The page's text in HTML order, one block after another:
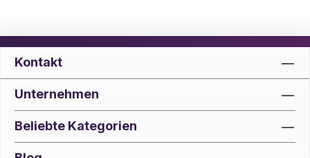
Kontakt
Unternehmen
Beliebte Kategorien